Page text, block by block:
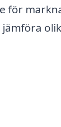
för